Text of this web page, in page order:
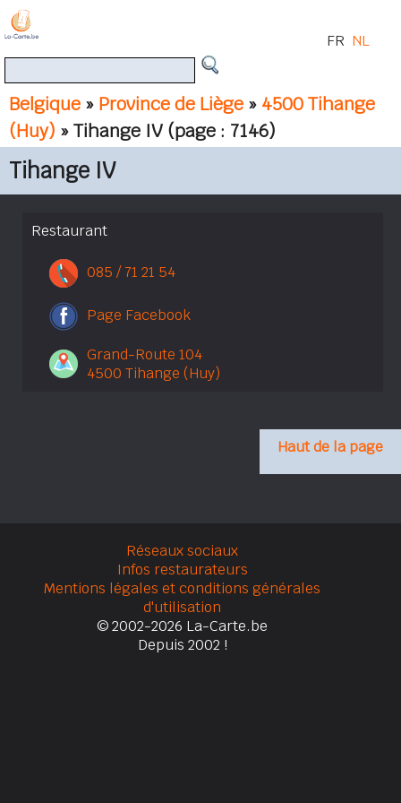
Belgique » Province de Liège » 4500 Tihange
(Huy) » Tihange IV (page : 7146)
FR NL
Tihange IV
Restaurant
085 / 71 21 54
Page Facebook
Grand-Route 104
4500 Tihange (Huy)
Haut de la page
Réseaux sociaux
Infos restaurateurs
Mentions légales et conditions générales
d'utilisation
© 2002-2026 La-Carte.be
Depuis 2002 !